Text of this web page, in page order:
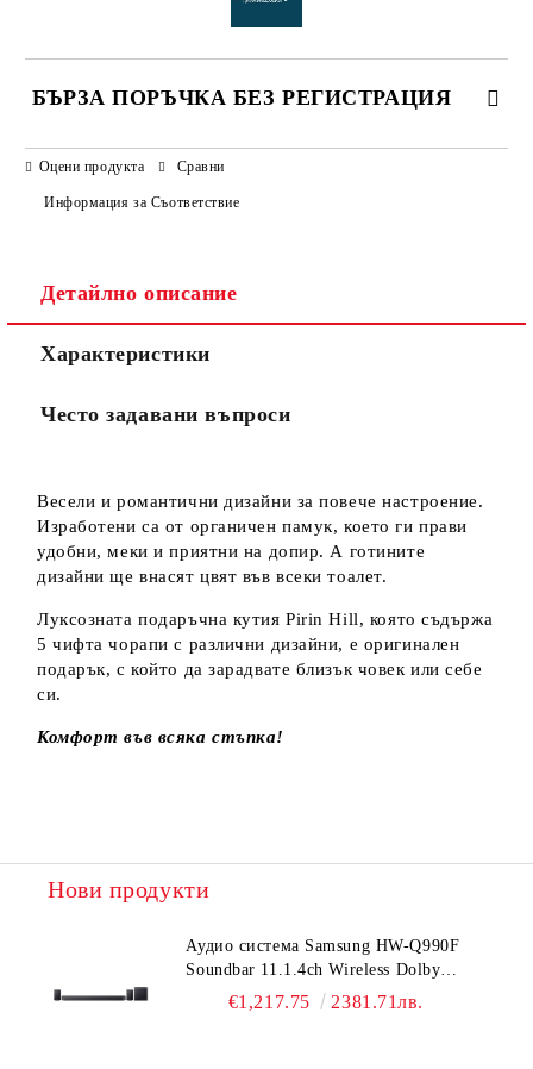
БЪРЗА ПОРЪЧКА БЕЗ РЕГИСТРАЦИЯ
САМО ПОПЪЛНЕТЕ 3 ПОЛЕТА
Оцени продукта Сравни
Информация за Съответствие
Детайлно описание
Характеристики
Често задавани въпроси
Весели и романтични дизайни за повече настроение.
Изработени са от органичен памук, което ги прави
удобни, меки и приятни на допир. А готините
дизайни ще внасят цвят във всеки тоалет.
Луксозната подаръчна кутия Pirin Hill, която съдържа
5 чифта чорапи с различни дизайни, е оригинален
подарък, с който да зарадвате близък човек или себе
си.
Комфорт във всяка стъпка!
Нови продукти
Аудио система Samsung HW-Q990F
Soundbar 11.1.4ch Wireless Dolby
Atmos Model 2025 Black
€1,217.75 2381.71лв.